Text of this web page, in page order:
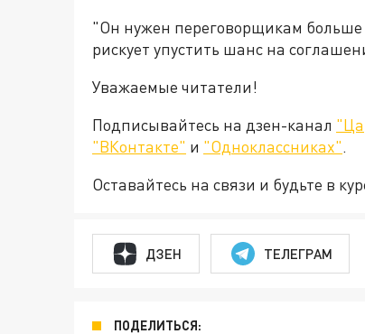
"Он нужен переговорщикам больше
рискует упустить шанс на
Уважаемые читатели!
Подписывайтесь на дзен-канал
"ВКонтакте" и "Одноклассниках".
Оставайтесь на связи и будьте в
ДЗЕН ТЕЛЕГРАМ
ПОДЕЛИТЬСЯ: